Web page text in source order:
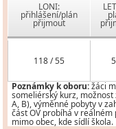
LONI:
přihlášení/plán
přijmout
118 / 55
Poznámky k oboru:žáci
someliérský kurz, možnost
A, B), výměnné pobyty v
část OV probíhá v
mimo obec, kde sídlí škola.